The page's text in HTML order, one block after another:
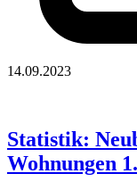
14.09.2023
Statistik:
Wohnungen